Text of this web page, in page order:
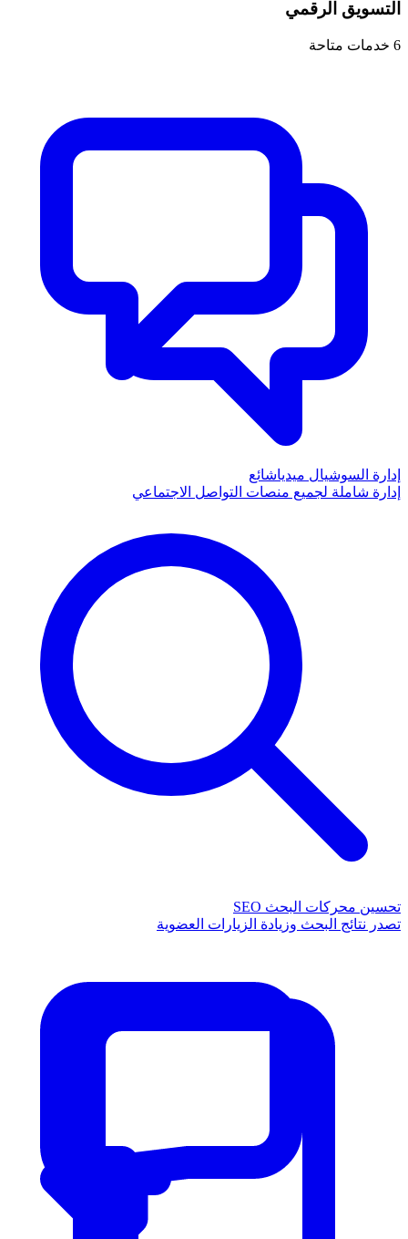
التسويق الرقمي
6 خدمات متاحة
إدارة السوشيال ميدياشائع
إدارة شاملة لجميع منصات التواصل الاجتماعي
تحسين محركات البحث SEO
تصدر نتائج البحث وزيادة الزيارات العضوية